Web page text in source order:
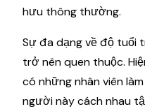
hưu thông thường.
Sự đa dạng về độ tuổi
trở nên quen thuộc.
có những nhân viên
người này cách nhau